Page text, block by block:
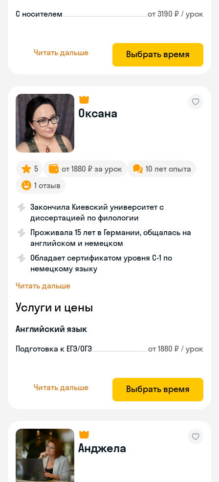
С носителем от 3190 ₽ / урок
Читать дальше Выбрать время
Оксана
5 от 1880 ₽ за урок
10 лет опыта
1 отзыв
Закончила Киевский университет с
диссертацией по филологии
Проживала 15 лет в Германии, общалась на
английском и немецком
Обладает сертификатом уровня C-1 по
немецкому языку
Читать дальше
Услуги и цены
Английский язык
Подготовка к ЕГЭ/ОГЭ от 1880 ₽ / урок
Читать дальше Выбрать время
Анджела